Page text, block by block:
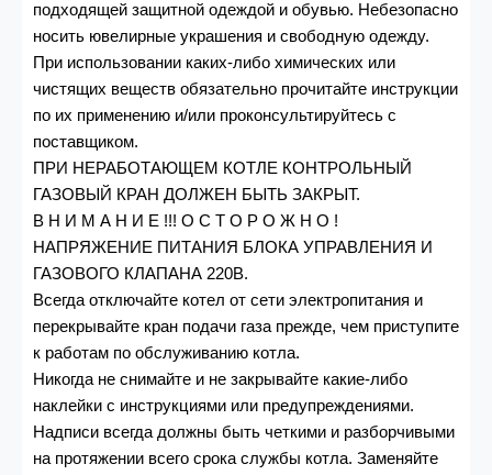
подходящей защитной одеждой и обувью. Небезопасно
носить ювелирные украшения и свободную одежду.
При использовании каких-либо химических или
чистящих веществ обязательно прочитайте инструкции
по их применению и/или проконсультируйтесь с
поставщиком.
ПРИ НЕРАБОТАЮЩЕМ КОТЛЕ КОНТРОЛЬНЫЙ
ГАЗОВЫЙ КРАН ДОЛЖЕН БЫТЬ ЗАКРЫТ.
В Н И М А Н И Е !!! О С Т О Р О Ж Н О !
НАПРЯЖЕНИЕ ПИТАНИЯ БЛОКА УПРАВЛЕНИЯ И
ГАЗОВОГО КЛАПАНА 220В.
Всегда отключайте котел от сети электропитания и
перекрывайте кран подачи газа прежде, чем приступите
к работам по обслуживанию котла.
Никогда не снимайте и не закрывайте какие-либо
наклейки с инструкциями или предупреждениями.
Надписи всегда должны быть четкими и разборчивыми
на протяжении всего срока службы котла. Заменяйте